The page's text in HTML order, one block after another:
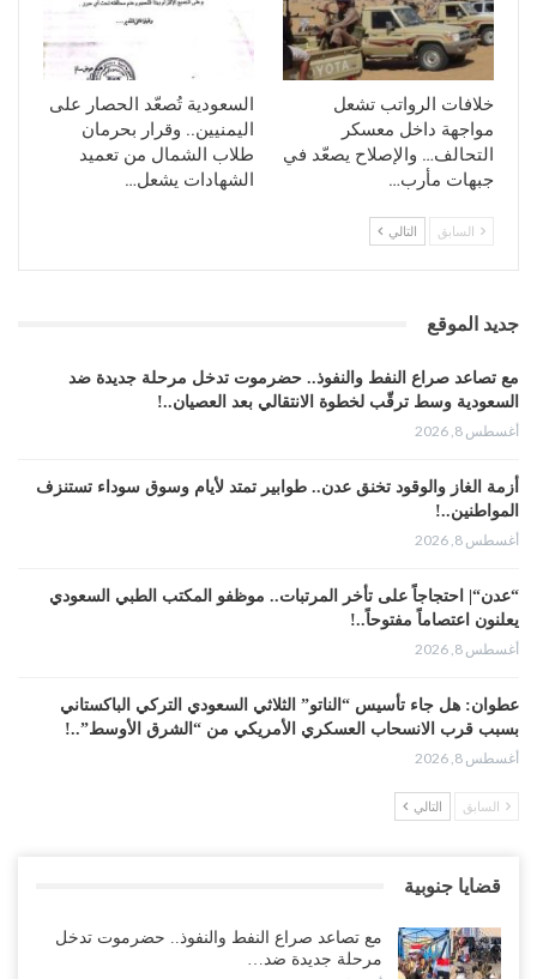
خلافات الرواتب تشعل
مواجهة داخل معسكر
التحالف… والإصلاح يصعّد في
جبهات مأرب…
السعودية تُصعّد الحصار على
اليمنيين.. وقرار بحرمان
طلاب الشمال من تعميد
الشهادات يشعل…
السابق التالي
جديد الموقع
مع تصاعد صراع النفط والنفوذ.. حضرموت تدخل مرحلة جديدة ضد
السعودية وسط ترقّب لخطوة الانتقالي بعد العصيان..!
أغسطس 8, 2026
أزمة الغاز والوقود تخنق عدن.. طوابير تمتد لأيام وسوق سوداء تستنزف
المواطنين..!
أغسطس 8, 2026
“عدن“| احتجاجاً على تأخر المرتبات.. موظفو المكتب الطبي السعودي
يعلنون اعتصاماً مفتوحاً..!
أغسطس 8, 2026
عطوان: هل جاء تأسيس “الناتو” الثلاثي السعودي التركي الباكستاني
بسبب قرب الانسحاب العسكري الأمريكي من “الشرق الأوسط”..!
أغسطس 8, 2026
من حضرموت إلى عدن.. الانتقالي يصعّد ضد السعودية بعصيان مدني
إسكات الصوت الحضرمي..!
السابق التالي
قضايا جنوبية
مع تصاعد صراع النفط والنفوذ.. حضرموت تدخل
مرحلة جديدة ضد…